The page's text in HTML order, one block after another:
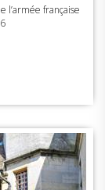
l’armée française